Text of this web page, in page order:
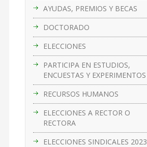
AYUDAS, PREMIOS Y BECAS
DOCTORADO
ELECCIONES
PARTICIPA EN ESTUDIOS,
ENCUESTAS Y EXPERIMENTOS
RECURSOS HUMANOS
ELECCIONES A RECTOR O
RECTORA
ELECCIONES SINDICALES 2023